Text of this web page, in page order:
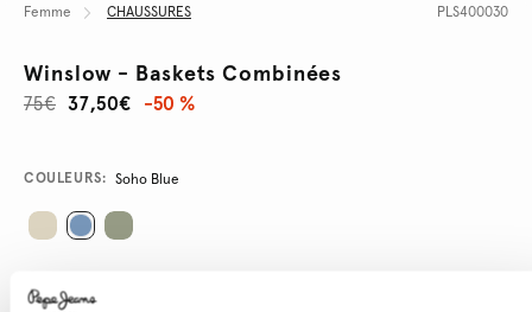
Femme CHAUSSURES PLS400030
Winslow - Baskets Combinées
37,50€
75€ -50 %
Promotions
Variations
COULEURS: Soho Blue
SÉLECTIONNEZ LA TAILLE: